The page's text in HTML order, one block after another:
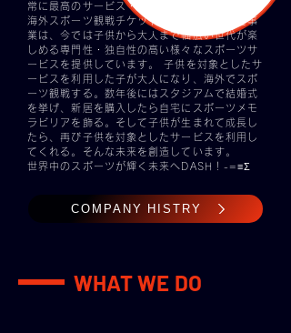
常に最高のサービス・サポートを提供し続け、
海外スポーツ観戦チケット手配から始まった事
業は、今では子供から大人まで幅広い世代が楽
しめる専門性・独自性の高い様々なスポーツサ
ービスを提供しています。 子供を対象としたサ
ービスを利用した子が大人になり、海外でスポ
ーツ観戦する。数年後にはスタジアムで結婚式
を挙げ、新居を購入したら自宅にスポーツメモ
ラビリアを飾る。そして子供が生まれて成長し
たら、再び子供を対象としたサービスを利用し
てくれる。そんな未来を創造しています。
世界中のスポーツが輝く未来へDASH！-=≡Σ
COMPANY HISTRY
WHAT WE DO